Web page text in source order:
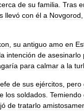
de su familia. Tras
llevó con él a Novgorod,
, su antiguo amo en
la intención de asesinarlo
para calmar a la
de sus ejércitos, pero
los soldados. Temiendo
de tratarlo